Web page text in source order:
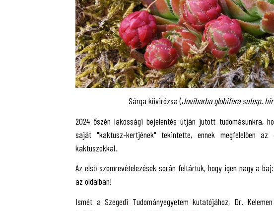
Sárga kövirózsa (Jovibarba globifera subsp.
2024 őszén lakossági bejelentés útján jutott tudomásunkra,
saját "kaktusz-kertjének" tekintette, ennek megfelelően az
kaktuszokkal.
Az első szemrevételezések során feltártuk, hogy igen nagy a
az oldalban!
Ismét a Szegedi Tudományegyetem kutatójához, Dr.